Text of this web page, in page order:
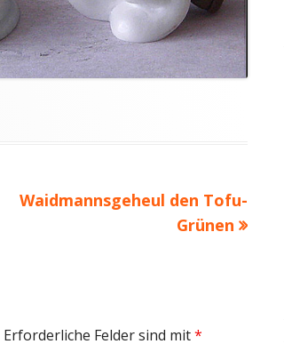
Nächster
Waidmannsgeheul den Tofu-
Grünen
Erforderliche Felder sind mit*